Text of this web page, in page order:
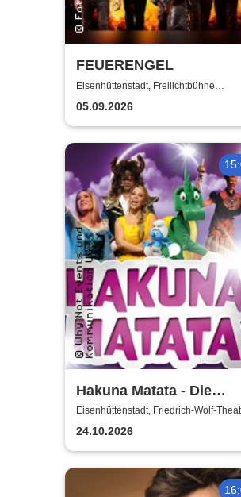
FEUERENGEL
Eisenhüttenstadt, Freilichtbühne
Eisenhüttenstadt
05.09.2026
Hakuna Matata - Die
einzigartige große
Kindermusical-Gala
Eisenhüttenstadt, Friedrich-Wolf-
24.10.2026